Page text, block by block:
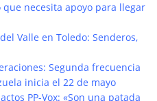
necesita apoyo para llegar
Valle en Toledo: Senderos,
Segunda frecuencia
inicia el 22 de mayo
PP-Vox: «Son una patada